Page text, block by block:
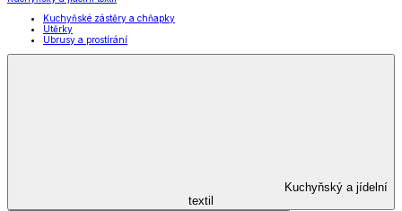
Kuchyňské zástěry a chňapky
Utěrky
Ubrusy a prostírání
Kuchyňský a jídelní
textil